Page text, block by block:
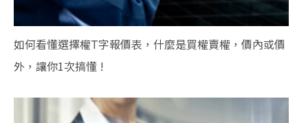
如何看懂選擇權T字報價表，什麼是買權賣權，價內或價
外，讓你1次搞懂 !